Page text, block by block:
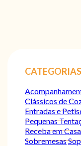
CATEGORIAS
Clássicos de
Entradas e
Pequenas
Receba em Casa
Sobremesas